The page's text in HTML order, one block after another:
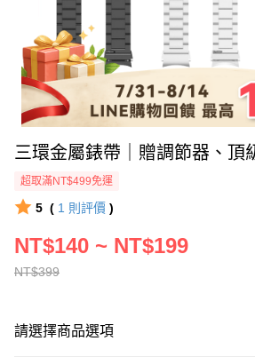
三環金屬錶帶｜贈調節器、頂
超取滿NT$499免運
5 ( 1 則評價 )
NT$399
NT$140 ~ NT$199
請選擇商品選項